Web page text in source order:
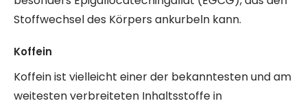
Stoffwechsel des Körpers ankurbeln kann.
Koffein
Koffein ist vielleicht einer der bekanntesten und am
weitesten verbreiteten Inhaltsstoffe in